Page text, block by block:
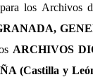
los Archivos
ARCHIVOS
(Castilla y